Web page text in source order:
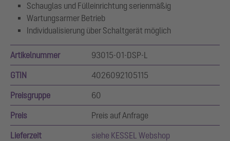
Schauglas und Fülleinrichtung serienmäßig
Wartungsarmer Betrieb
Individualisierung über Schaltgerät möglich
Artikelnummer 93015-01-DSP-L
GTIN 4026092105115
Preisgruppe 60
Preis Preis auf Anfrage
Lieferzeit siehe KESSEL Webshop